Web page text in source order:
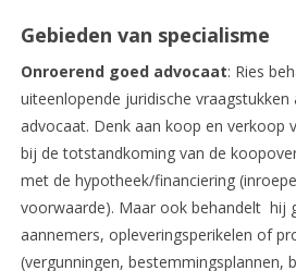
Gebieden van specialisme
Onroerend goed advocaat: Ries
uiteenlopende juridische
advocaat. Denk aan koop en verkoop
bij de totstandkoming van de
met de hypotheek/financiering
voorwaarde). Maar ook behandelt hij
aannemers, opleveringsperikelen of
(vergunningen, bestemmingsplannen,